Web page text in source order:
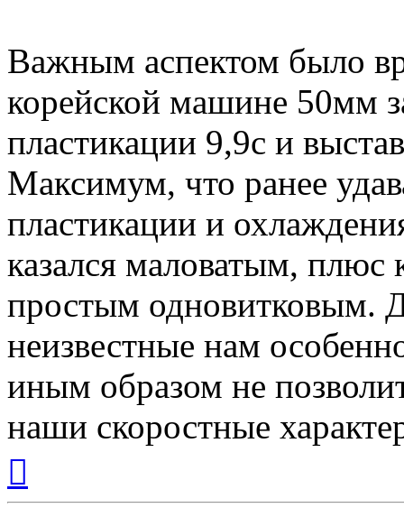
Важным аспектом было
корейской машине 50мм
пластикации 9,9с и
Максимум, что ранее
пластикации и
казался маловатым,
простым одновитковым.
неизвестные нам
иным образом не
наши скоростные
началу